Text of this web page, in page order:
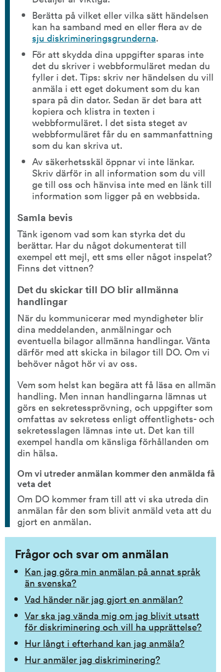
Berätta på vilket eller vilka sätt händelsen
sju diskrimineringsgrunderna.
För att skydda dina uppgifter sparas inte
det du skriver i webbformuläret medan du
fyller i det. Tips: skriv ner händelsen du vill
anmäla i ett eget dokument som du kan
spara på din dator. Sedan är det bara att
kopiera och klistra in texten i
webbformuläret. I det sista steget av
webbformuläret får du en sammanfattning
som du kan skriva ut.
Av säkerhetsskäl öppnar vi inte länkar.
Skriv därför in all information som du vill
ge till oss och hänvisa inte med en länk till
information som ligger på en webbsida.
Samla bevis
Tänk igenom vad som kan styrka det du
berättar. Har du något dokumenterat till
exempel ett mejl, ett sms eller något inspelat?
Finns det vittnen?
Det du skickar till DO blir allmänna
handlingar
När du kommunicerar med myndigheter blir
dina meddelanden, anmälningar och
eventuella bilagor allmänna handlingar. Vänta
därför med att skicka in bilagor till DO. Om vi
behöver något hör vi av oss.
Vem som helst kan begära att få läsa en allmän
handling. Men innan handlingarna lämnas ut
görs en sekretessprövning, och uppgifter som
omfattas av sekretess enligt offentlighets- och
sekretesslagen lämnas inte ut. Det kan till
exempel handla om känsliga förhållanden om
din hälsa.
Om vi utreder anmälan kommer den anmälda få
veta det
Om DO kommer fram till att vi ska utreda din
anmälan får den som blivit anmäld veta att du
gjort en anmälan.
Frågor och svar om anmälan
Kan jag göra min anmälan på annat språk
än svenska?
Vad händer när jag gjort en anmälan?
Var ska jag vända mig om jag blivit utsatt
för diskriminering och vill ha upprättelse?
Hur långt i efterhand kan jag anmäla?
Hur anmäler jag diskriminering?